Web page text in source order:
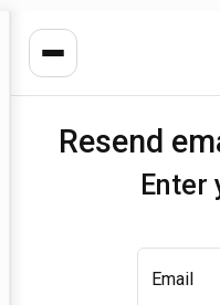
Resend
Enter
Email